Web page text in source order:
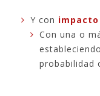
Y con
Con una o
probabilidad